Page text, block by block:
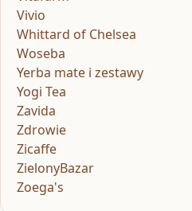
Vivio
Whittard of Chelsea
Woseba
Yerba mate i zestawy
Yogi Tea
Zavida
Zdrowie
Zicaffe
ZielonyBazar
Zoega's